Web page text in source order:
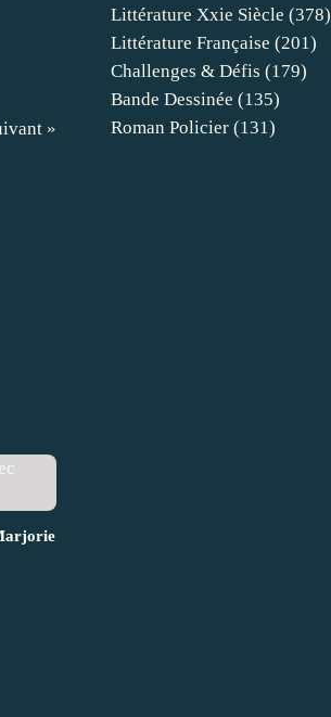
»
Littérature Xxie Siècle (378)
Littérature Française (201)
Challenges & Défis (179)
Bande Dessinée (135)
Roman Policier (131)